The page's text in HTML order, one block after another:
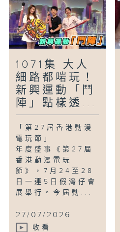
1071集 大人
細路都啱玩！
新興運動「鬥
陣」點樣透...
「第27屆香港動漫
電玩節」
年度盛事《第27屆
香港動漫電玩
節》，7月24至28
日一連5日假灣仔會
展舉行。今屆動...
27/07/2026
收看